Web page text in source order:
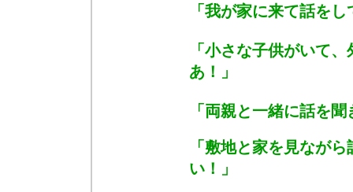
「我が家に来て話を
「小さな子供がいて
あ！」
「両親と一緒に話を
「敷地と家を見なが
い！」